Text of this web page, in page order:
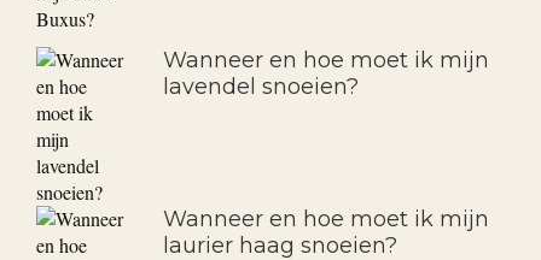
Wanneer en hoe moet ik mijn
lavendel snoeien?
Wanneer en hoe moet ik mijn
laurier haag snoeien?